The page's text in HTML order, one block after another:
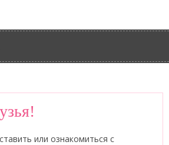
или ознакомиться с